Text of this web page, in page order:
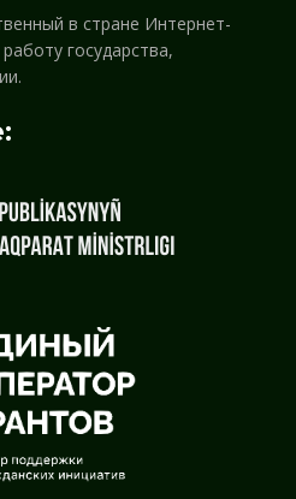
в стране Интернет-
государства,